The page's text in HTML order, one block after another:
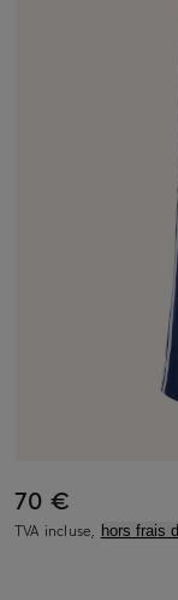
70 €
TVA incluse, hors frais